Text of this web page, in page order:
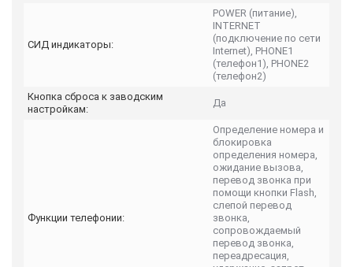
СИД индикаторы:
POWER (питание),
INTERNET
(подключение по сети
Internet), PHONE1
(телефон1), PHONE2
(телефон2)
Кнопка сброса к заводским
настройкам:
Да
Функции телефонии:
Определение номера и
блокировка
определения номера,
ожидание вызова,
перевод звонка при
помощи кнопки Flash,
слепой перевод
звонка,
сопровождаемый
перевод звонка,
переадресация,